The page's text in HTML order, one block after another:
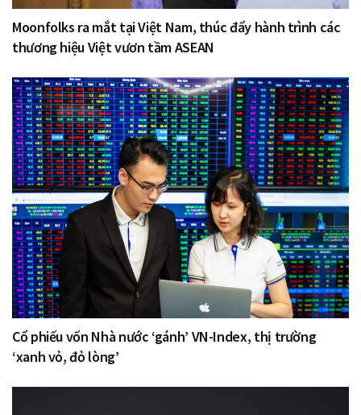
Moonfolks ra mắt tại Việt Nam, thúc đẩy hành trình các
thương hiệu Việt vươn tầm ASEAN
Cổ phiếu vốn Nhà nước ‘gánh’ VN-Index, thị trường
‘xanh vỏ, đỏ lòng’